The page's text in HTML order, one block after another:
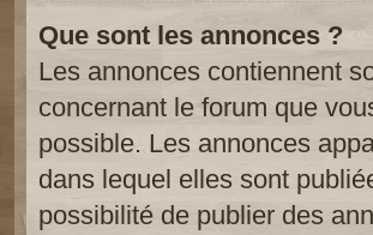
Que sont les annonces ?
Les annonces contiennent
concernant le forum que
possible. Les annonces
dans lequel elles sont
possibilité de publier des